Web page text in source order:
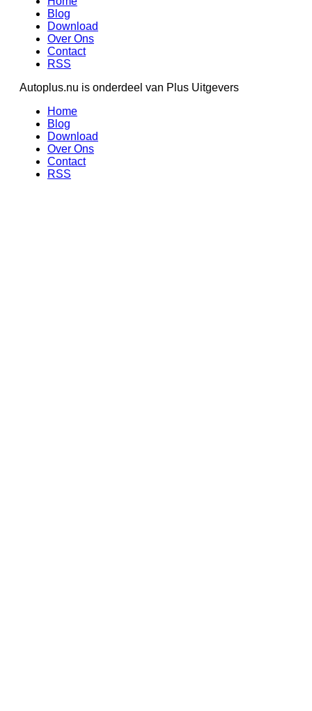
Blog
Download
Over Ons
Contact
RSS
Autoplus.nu is onderdeel van Plus Uitgevers
Home
Blog
Download
Over Ons
Contact
RSS